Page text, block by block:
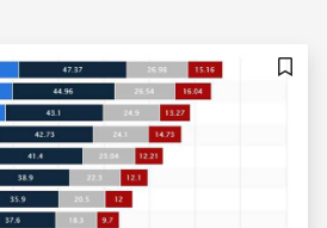
，尤其是神經細胞具有軸突與樹突
脂比例，遠比其他體細胞還要高；
組織，可以緩衝外力；同時減低人
內臟。另外，在身體醣類提供的能
醣類供應熱量。脂肪對於人體有這
們實在不應該
儲存